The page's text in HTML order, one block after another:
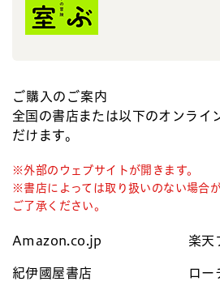
ご購入のご案内
全国の書店または以下のオンライ
だけます。
※外部のウェブサイトが開きます。
※書店によっては取り扱いのない場合
ご了承ください。
Amazon.co.jp 楽天
紀伊國屋書店 ロー